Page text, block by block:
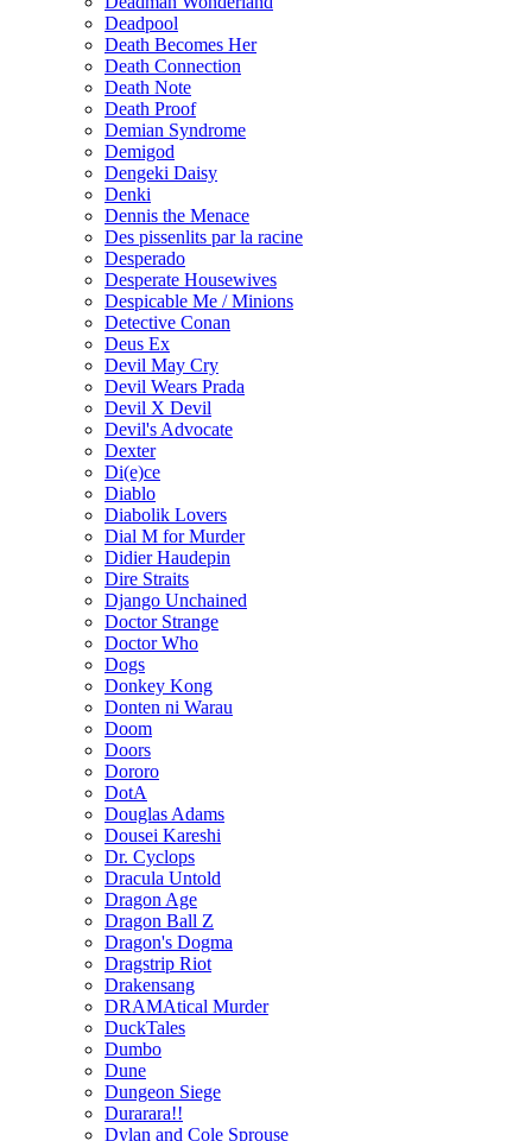
Deadpool
Death Becomes Her
Death Connection
Death Note
Death Proof
Demian Syndrome
Demigod
Dengeki Daisy
Denki
Dennis the Menace
Des pissenlits par la racine
Desperado
Desperate Housewives
Despicable Me / Minions
Detective Conan
Deus Ex
Devil May Cry
Devil Wears Prada
Devil X Devil
Devil's Advocate
Dexter
Di(e)ce
Diablo
Diabolik Lovers
Dial M for Murder
Didier Haudepin
Dire Straits
Django Unchained
Doctor Strange
Doctor Who
Dogs
Donkey Kong
Donten ni Warau
Doom
Doors
Dororo
DotA
Douglas Adams
Dousei Kareshi
Dr. Cyclops
Dracula Untold
Dragon Age
Dragon Ball Z
Dragon's Dogma
Dragstrip Riot
Drakensang
DRAMAtical Murder
DuckTales
Dumbo
Dune
Dungeon Siege
Durarara!!
Dylan and Cole Sprouse